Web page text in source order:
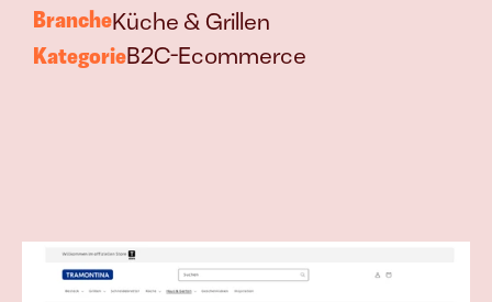
Mehr Produkt
BrancheKüche & Grillen
KategorieB2C-Ecommerce